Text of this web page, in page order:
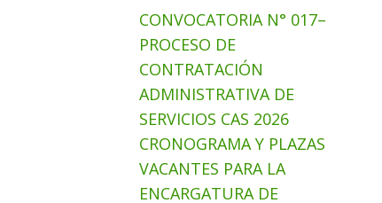
CONVOCATORIA N° 017–
PROCESO DE
CONTRATACIÓN
ADMINISTRATIVA DE
SERVICIOS CAS 2026
CRONOGRAMA Y PLAZAS
VACANTES PARA LA
ENCARGATURA DE